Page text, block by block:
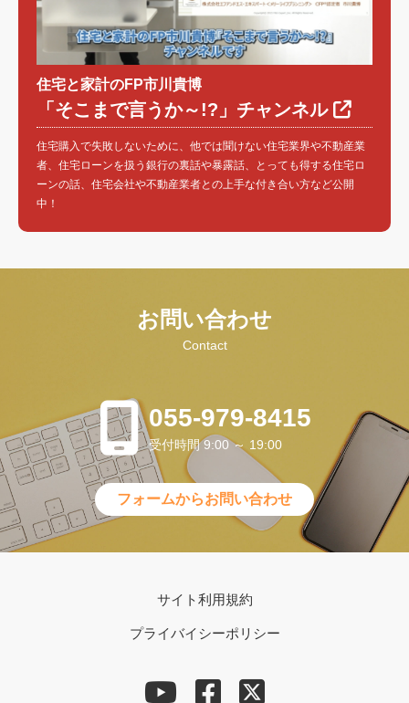
住宅と家計のFP市川貴博
「そこまで言うか～!?」チャンネル
住宅購入で失敗しないために、他では聞けない住宅業界や不動産業
者、住宅ローンを扱う銀行の裏話や暴露話、とっても得する住宅ロ
ーンの話、住宅会社や不動産業者との上手な付き合い方など公開
中！
お問い合わせ
Contact
055-979-8415
受付時間 9:00 ～ 19:00
フォームからお問い合わせ
サイト利用規約
プライバイシーポリシー